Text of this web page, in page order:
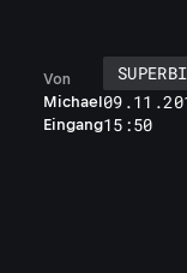
Michael
Eingang
Von
15:50